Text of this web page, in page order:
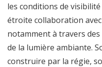
les conditions de
étroite collaboration
notamment à travers des
de la lumière ambiante.
construire par la régie,